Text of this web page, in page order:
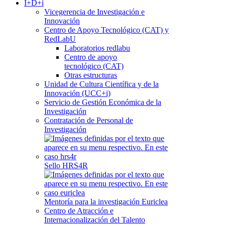
I+D+i
Vicegerencia de Investigación e
Innovación
Centro de Apoyo Tecnológico (CAT) y
RedLabU
Laboratorios redlabu
Centro de apoyo
tecnológico (CAT)
Otras estructuras
Unidad de Cultura Científica y de la
Innovación (UCC+i)
Servicio de Gestión Económica de la
Investigación
Contratación de Personal de
Investigación
Sello HRS4R
Mentoría para la investigación Euriclea
Centro de Atracción e
Internacionalización del Talento